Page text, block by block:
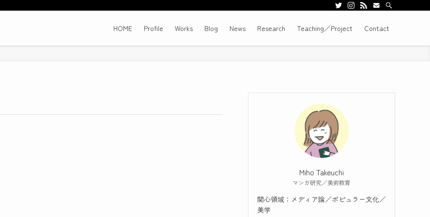
HOME Profile Works Blog News Research Teaching／Project Contact
Miho Takeuchi
マンガ研究／美術教育
関心領域：メディア論／ポピュラー文化／
美学